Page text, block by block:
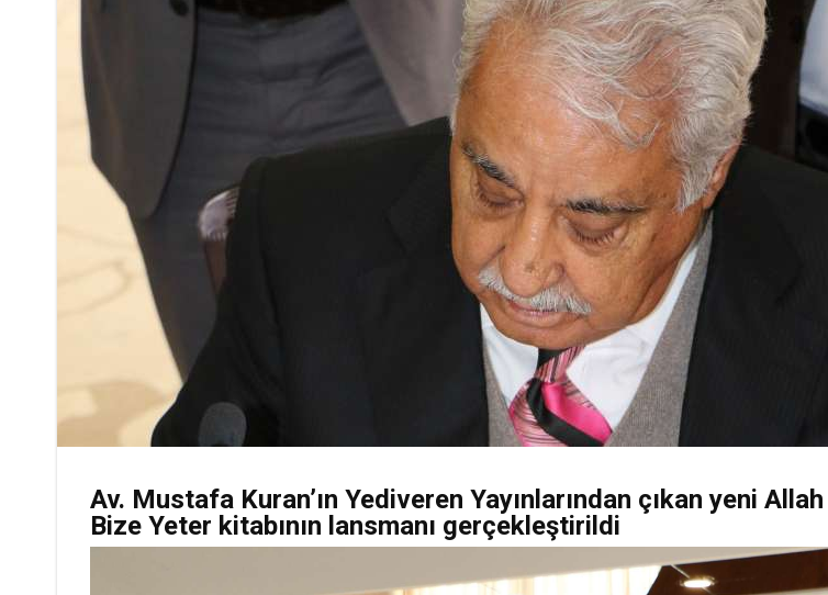
Av. Mustafa Kuran’ın Yediveren Yayınlarından çıkan yeni
Bize Yeter kitabının lansmanı gerçekleştirildi